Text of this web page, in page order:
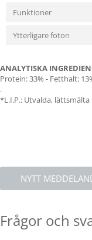
Funktioner
Ytterligare foton
ANALYTISKA
Protein: 33% - Fetthalt:
.
*L.I.P.: Utvalda,
NYTT
Frågor och